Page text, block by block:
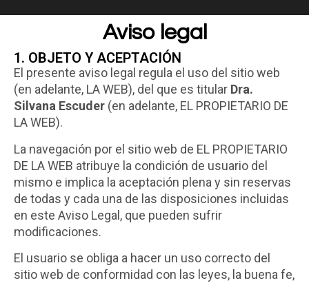
Aviso legal
1. OBJETO Y ACEPTACIÓN
El presente aviso legal regula el uso del sitio web
(en adelante, LA WEB), del que es titular Dra.
Silvana Escuder (en adelante, EL PROPIETARIO DE
LA WEB).
La navegación por el sitio web de EL PROPIETARIO
DE LA WEB atribuye la condición de usuario del
mismo e implica la aceptación plena y sin reservas
de todas y cada una de las disposiciones incluidas
en este Aviso Legal, que pueden sufrir
modificaciones.
El usuario se obliga a hacer un uso correcto del
sitio web de conformidad con las leyes, la buena fe,